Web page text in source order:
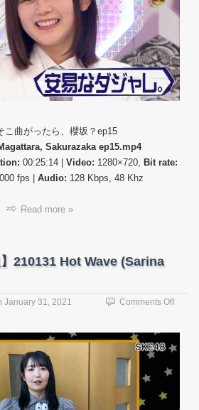
曲
が
っ
た
ら、
こ曲がったら、櫻坂？ep15
Sakurazaka ep15.mp4
00:25:14 | Video: 1280×720, Bit rate:
fps | Audio: 128 Kbps, 48 Khz
Read more »
】210131 Hot Wave (Sarina
January 31, 2021 Comments Offon
テ